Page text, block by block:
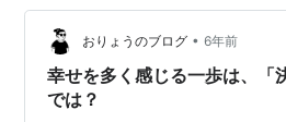
た。 私は、ある目的のために逆
いうことができない、苦手である
主義だから途方もない計画を立て
義だから、その無謀な計画は1度も
おりょうのブログ • 6年前
幸せを多く感じる一歩は、「
では？